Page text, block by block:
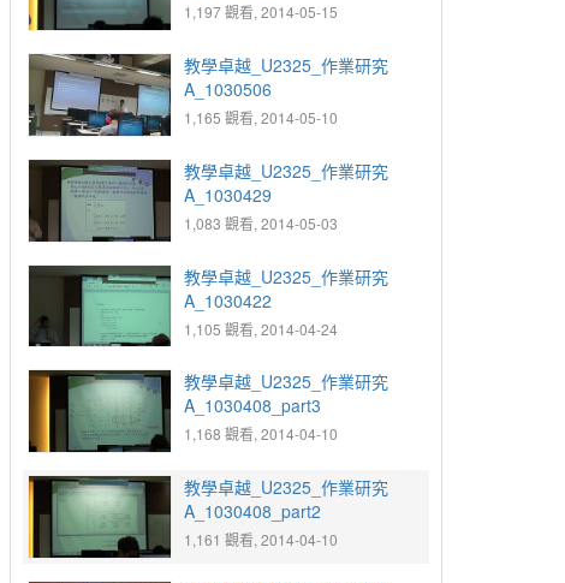
1,197 觀看, 2014-05-15
教學卓越_U2325_作業研究
A_1030506
1,165 觀看, 2014-05-10
教學卓越_U2325_作業研究
A_1030429
1,083 觀看, 2014-05-03
教學卓越_U2325_作業研究
A_1030422
1,105 觀看, 2014-04-24
教學卓越_U2325_作業研究
A_1030408_part3
1,168 觀看, 2014-04-10
教學卓越_U2325_作業研究
A_1030408_part2
1,161 觀看, 2014-04-10